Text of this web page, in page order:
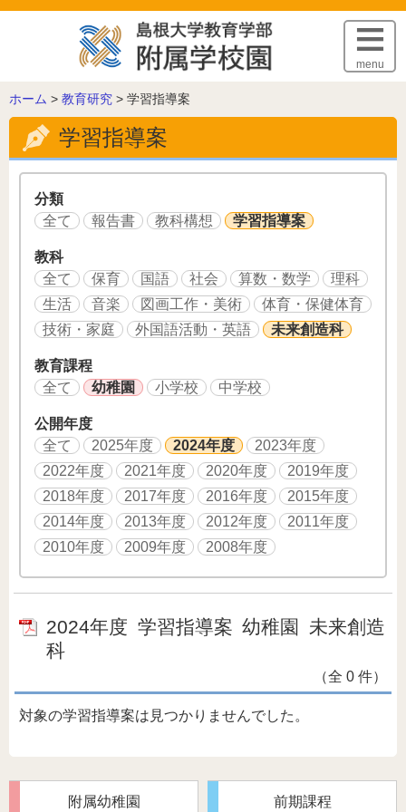
このページの本文へ
menu
こ
の
ー
ジ
ホーム > 教育研究 > 学習指導案
学習指導案
分類
全て
報告書 教科構想 学習指導案
教科
全て
保育 国語 社会 算数・数学
理科
生活
音楽 図画工作・美術
体育・保健体育
技術・家庭
外国語活動・英語 未来創造科
教育課程
全て
幼稚園 小学校 中学校
公開年度
全て
2025年度 2024年度
2023年度
2022年度
2021年度 2020年度
2019年度
2018年度
2017年度 2016年度
2015年度
2014年度
2013年度 2012年度
2011年度
2010年度
2009年度 2008年度
2024年度 学習指導案 幼稚園
未来創造
科
（全 0 件）
対象の学習指導案は見つかりませんでした。
附属幼稚園 前期課程